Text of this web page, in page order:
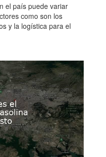
el país puede variar
como son los
y la logística para el